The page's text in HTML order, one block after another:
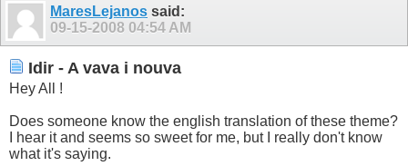
MaresLejanos said:
09-15-2008 04:54 AM
Idir - A vava i nouva
Hey All !
Does someone know the english translation of these theme?
I hear it and seems so sweet for me, but I really don't know
what it's saying.